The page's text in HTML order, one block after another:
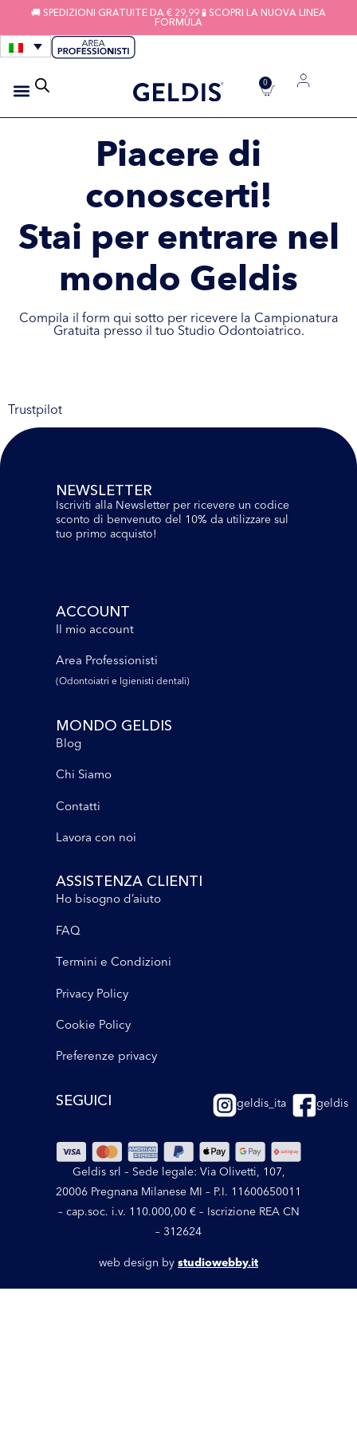
🚚 SPEDIZIONI GRATUITE DA € 29,99 🧪 SCOPRI LA NUOVA LINEA
FORMULA
0
Piacere di
conoscerti!
Stai per entrare nel
mondo Geldis
Compila il form qui sotto per ricevere la Campionatura
Gratuita presso il tuo Studio Odontoiatrico.
Trustpilot
NEWSLETTER
Iscriviti alla Newsletter per ricevere un codice
sconto di benvenuto del 10% da utilizzare sul
tuo primo acquisto!
ACCOUNT
Il mio account
Area Professionisti
(Odontoiatri e lgienisti dentali)
MONDO GELDIS
Blog
Chi Siamo
Contatti
Lavora con noi
ASSISTENZA CLIENTI
Ho bisogno d’aiuto
FAQ
Termini e Condizioni
Privacy Policy
Cookie Policy
Preferenze privacy
SEGUICI geldis_ita geldis
Geldis srl – Sede legale: Via Olivetti, 107,
20006 Pregnana Milanese MI – P.I. 11600650011
– cap.soc. i.v. 110.000,00 € – Iscrizione REA CN
– 312624
web design by studiowebby.it